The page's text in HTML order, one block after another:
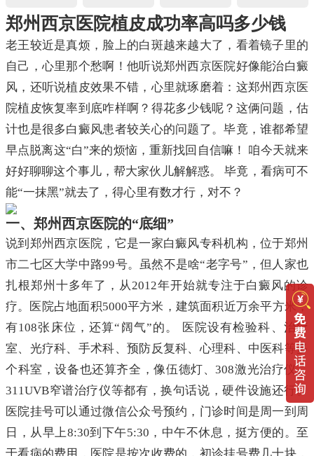
郑州西京医院植皮成功率高吗多少钱
老王较近是真烦，脸上的白斑越来越大了，看着镜子里的
自己，心里那个愁啊！他听说郑州西京医院好像能治白癜
风，还听说植皮效果不错，心里就琢磨着：这郑州西京医
院植皮恢复率到底咋样啊？得花多少钱呢？这俩问题，估
计也是很多白癜风患者较关心的问题了。毕竟，谁都希望
早点脱离这“白”来的烦恼，重新找回自信嘛！ 咱今天就来
好好聊聊这个事儿，帮大家伙儿解解惑。 毕竟，看病可不
能“一抹黑”就去了，得心里有数才行，对不？
一、郑州西京医院的“底细”
说到郑州西京医院，它是一家白癜风专科机构，位于郑州
市二七区大学中路99号。虽然不是啥“老字号”，但人家也
扎根郑州十多年了，从2012年开始就专注于白癜风的诊
疗。医院占地面积5000平方米，建筑面积近万余平方米，
有108张床位，还算“阔气”的。 医院设有检验科、治疗
室、光疗科、手术科、预防反复科、心理科、中医科等多
个科室，设备也还算齐全，像伍德灯、308激光治疗仪、
311UVB窄谱治疗仪等都有，换句话说，硬件设施还行。
医院挂号可以通过微信公众号预约，门诊时间是周一到周
日，从早上8:30到下午5:30，中午不休息，挺方便的。至